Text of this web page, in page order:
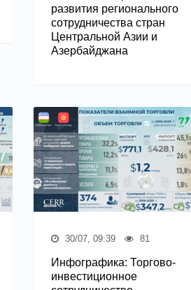
развития регионального
сотрудничества стран
Центральной Азии и
Азербайджана
30/07, 09:39 81
Инфографика: Торгово-
инвестиционное